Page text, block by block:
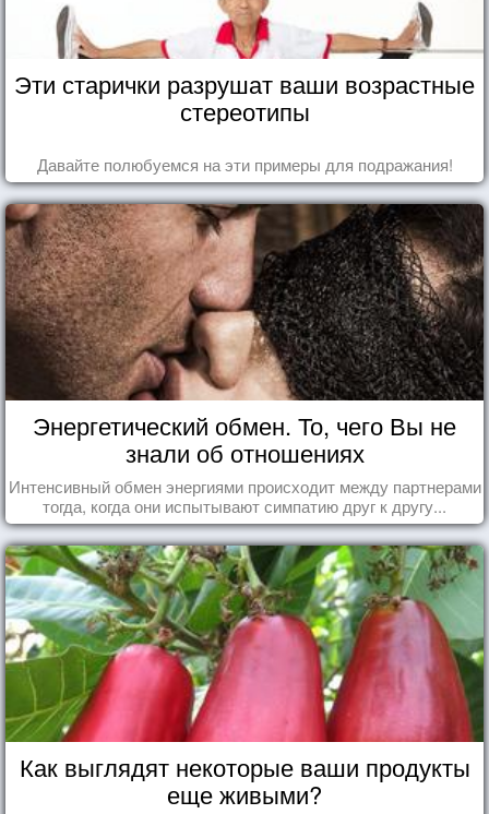
Эти старички разрушат ваши возрастные
стереотипы
Давайте полюбуемся на эти примеры для подражания!
Энергетический обмен. То, чего Вы не
знали об отношениях
Интенсивный обмен энергиями происходит между партнерами
тогда, когда они испытывают симпатию друг к другу...
Как выглядят некоторые ваши продукты
еще живыми?